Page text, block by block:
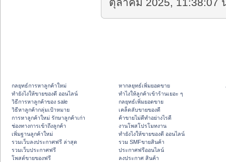
ตุลาคม 2025, 11:38:07
กลยุทธ์การหาลูกค้าใหม่
ทํายังไงให้ขายของดี ออนไลน์
วิธีการหาลูกค้าของ sale
วิธีหาลูกค้ากลุ่มเป้าหมาย
การหาลูกค้าใหม่ รักษาลูกค้าเก่า
ช่องทางการเข้าถึงลูกค้า
เพิ่มฐานลูกค้าใหม่
รวมเว็บลงประกาศฟรี ล่าสุด
รวมเว็บประกาศฟรี
โพสต์ขายของฟรี
หากลยุทธ์เพิ่มยอดขาย
ทําไงให้ลูกค้าเข้าร้านเยอะ ๆ
กลยุทธ์เพิ่มยอดขาย
เคล็ดลับขายของดี
ค้าขายไม่ดีทำอย่างไรดี
งานโพสโปรโมทงาน
ทํายังไงให้ขายของดี ออนไลน์
รวม SMFขายสินค้า
ประกาศฟรีออนไลน์
ลงประกาศ สินค้า